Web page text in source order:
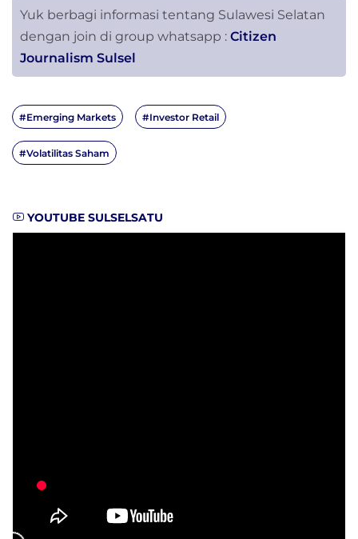
Yuk berbagi informasi tentang Sulawesi Selatan
dengan join di group whatsapp : Citizen
Journalism Sulsel
#Emerging Markets #Investor Retail
#Volatilitas Saham
YOUTUBE SULSELSATU